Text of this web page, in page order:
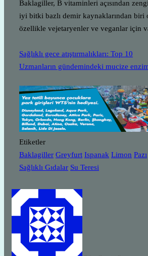
Baklagiller, B vitaminleri açısından
iyi bitki bazlı demir kaynaklarından biri
özellikle vejetaryenler ve veganlar için
Sağlıklı gece atıştırmalıkları: Top 10
Uzmanların gündemindeki mucize
Etiketler
Baklagiller Greyfurt Ispanak Limon Pazı
Sağlıklı Gıdalar Su Teresi